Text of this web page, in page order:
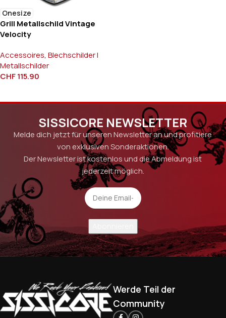
Onesize
Grill Metallschild Vintage
Velocity
Accessoires, Blechschilder l
Metallschilder
CHF115.90
SISSICORE NEWSLETTER
Melde dich jetzt für unseren Newsletter an und profitiere
von exklusiven Sonderaktionen.
Der Newsletter ist kostenlos und die Abmeldung ist
jederzeit möglich.
Werde Teil der
Community